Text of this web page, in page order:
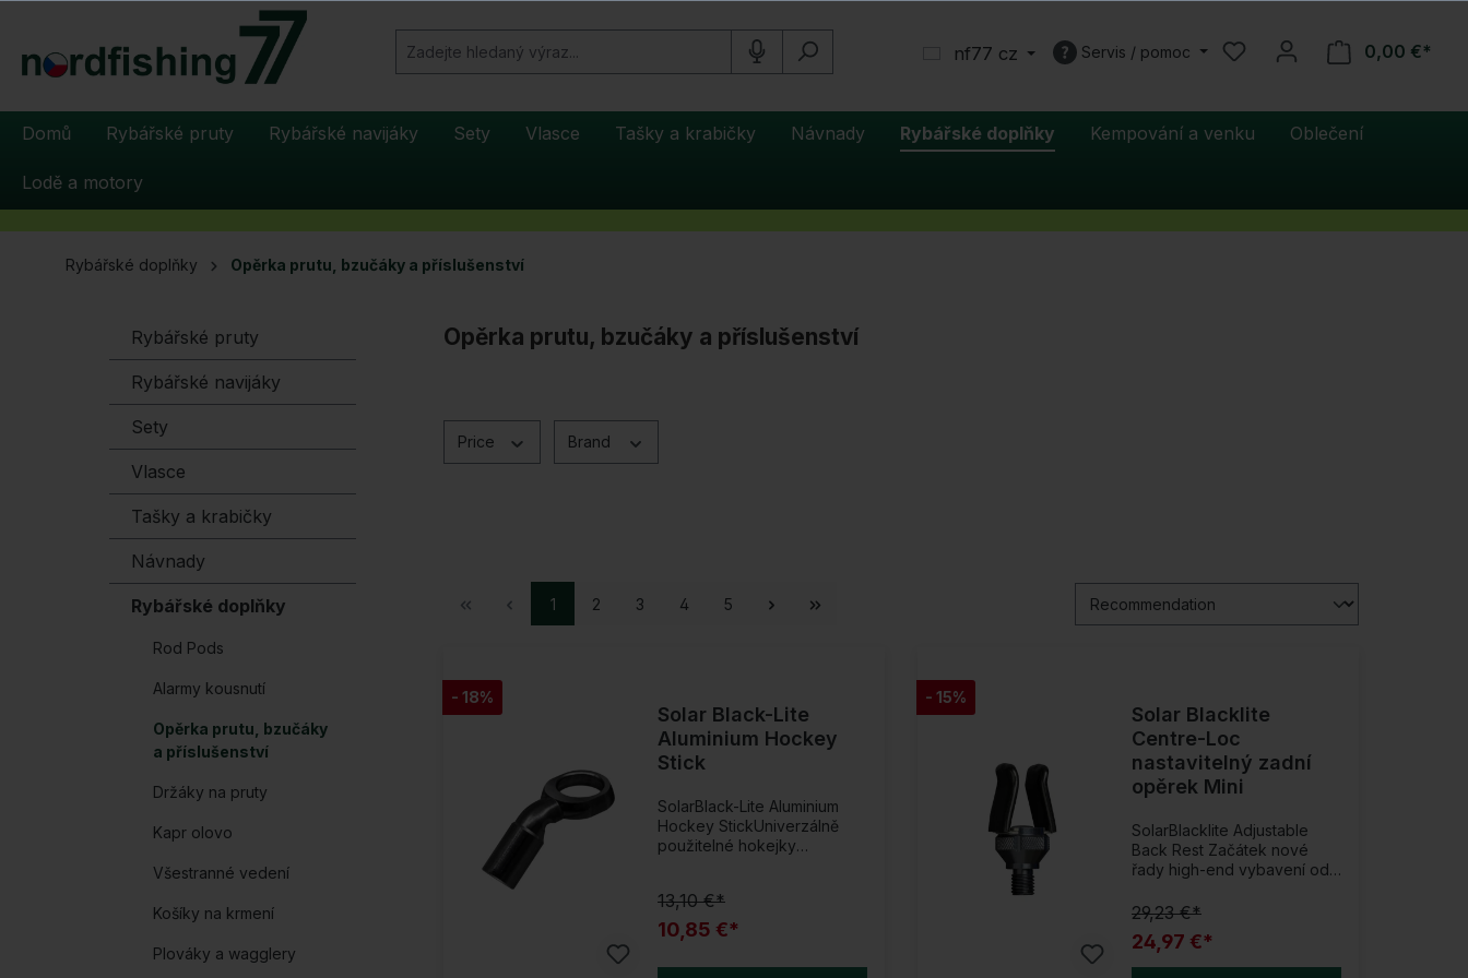
Přeskočit na hlavní navigaci
nf77 cz Servis / pomoc 0,00 €*
Domů Rybářské pruty Rybářské navijáky Sety Vlasce Tašky a krabičky Návnady Rybářské doplňky Kempování a venku Oblečení
Lodě a motory
Rybářské doplňky Opěrka prutu, bzučáky a příslušenství
Rybářské pruty
Rybářské navijáky
Sety
Vlasce
Tašky a krabičky
Návnady
Rybářské doplňky
Rod Pods
Alarmy kousnutí
Opěrka prutu, bzučáky
a příslušenství
Držáky na pruty
Kapr olovo
Všestranné vedení
Košíky na krmení
Plováky a wagglery
Opěrka prutu, bzučáky a příslušenství
Price Brand
1 2 3 4 5
- 18%
Solar Black-Lite
Aluminium Hockey
Stick
SolarBlack-Lite Aluminium
Hockey StickUniverzálně
použitelné hokejky
mnoha dalšími značkami s
2BS závitem. Dva modely k
dispozici; nerezová ocel a
nová řada Black-Lite.
13,10 €*
10,85 €*
- 15%
Solar Blacklite
Centre-Loc
nastavitelný zadní
opěrek Mini
SolarBlacklite Adjustable
Back Rest Začátek nové
řady high-end vybavení od
je vyrobena z vysoce
pevného hliníku, černě
anodizovaná a doplněná o
nádech nerezové oceli.
29,23 €*
24,97 €*